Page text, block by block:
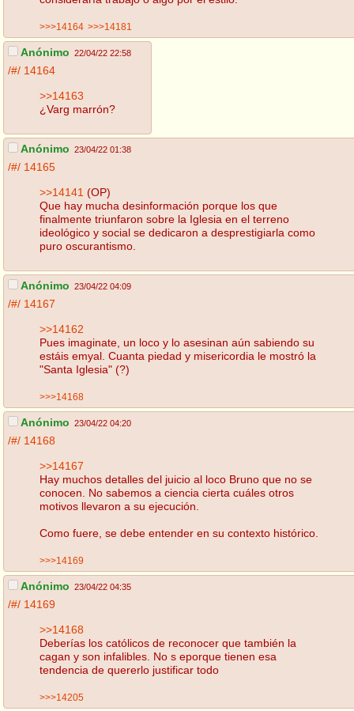
>>>14164 >>>14181
Anónimo 22/04/22 22:58
/#/ 14164
>>14163
¿Varg marrón?
Anónimo 23/04/22 01:38
/#/ 14165
>>14141 (OP)
Que hay mucha desinformación porque los que
finalmente triunfaron sobre la Iglesia en el terreno
ideológico y social se dedicaron a desprestigiarla como
puro oscurantismo.
Anónimo 23/04/22 04:09
/#/ 14167
>>14162
Pues imaginate, un loco y lo asesinan aún sabiendo su
estáis emyal. Cuanta piedad y misericordia le mostró la
"Santa Iglesia" (?)
>>>14168
Anónimo 23/04/22 04:20
/#/ 14168
>>14167
Hay muchos detalles del juicio al loco Bruno que no se
conocen. No sabemos a ciencia cierta cuáles otros
motivos llevaron a su ejecución.
Como fuere, se debe entender en su contexto histórico.
>>>14169
Anónimo 23/04/22 04:35
/#/ 14169
>>14168
Deberías los católicos de reconocer que también la
cagan y son infalibles. No s eporque tienen esa
tendencia de quererlo justificar todo
>>>14205